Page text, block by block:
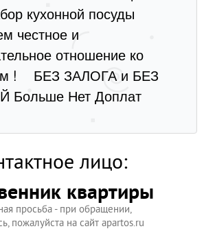
кухонной посуды
честное и
отношение ко
! БЕЗ ЗАЛОГА и БЕЗ
Нет Доплат
лицо:
квартиры
просьба - при обращении,
пожалуйста на сайт apartos.ru